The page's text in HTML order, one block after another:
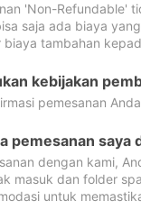
'Non-Refundable'
saja ada biaya
tambahan
kebijakan
pemesanan
pemesanan saya
dengan kami,
masuk dan folder
untuk